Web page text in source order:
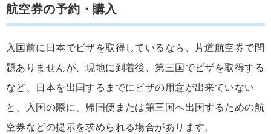
航空券の予約・購入
入国前に日本でビザを取得しているなら、片道航空券で問
題ありませんが、現地に到着後、第三国でビザを取得する
など、日本を出国するまでにビザの用意が出来ていない
と、入国の際に、帰国便または第三国へ出国するための航
空券などの提示を求められる場合があります。